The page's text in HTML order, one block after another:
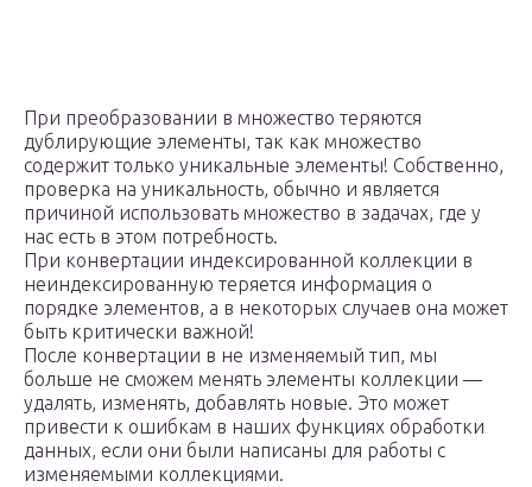
При преобразовании в множество теряются
дублирующие элементы, так как множество
содержит только уникальные элементы! Собственно,
проверка на уникальность, обычно и является
причиной использовать множество в задачах, где у
нас есть в этом потребность.
При конвертации индексированной коллекции в
неиндексированную теряется информация о
порядке элементов, а в некоторых случаев она может
быть критически важной!
После конвертации в не изменяемый тип, мы
больше не сможем менять элементы коллекции —
удалять, изменять, добавлять новые. Это может
привести к ошибкам в наших функциях обработки
данных, если они были написаны для работы с
изменяемыми коллекциями.